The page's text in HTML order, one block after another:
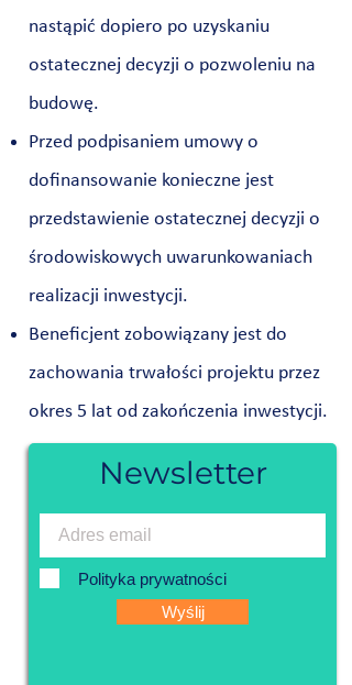
nastąpić dopiero po uzyskaniu
ostatecznej decyzji o pozwoleniu na
budowę.
Przed podpisaniem umowy o
dofinansowanie konieczne jest
przedstawienie ostatecznej decyzji o
środowiskowych uwarunkowaniach
realizacji inwestycji.
Beneficjent zobowiązany jest do
zachowania trwałości projektu przez
okres 5 lat od zakończenia inwestycji.
Newsletter
Polityka prywatności
Wyślij